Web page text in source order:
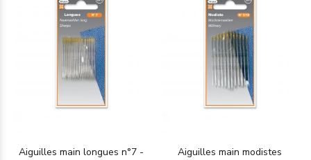
Aiguilles main longues n°7 -
Aiguilles main modistes